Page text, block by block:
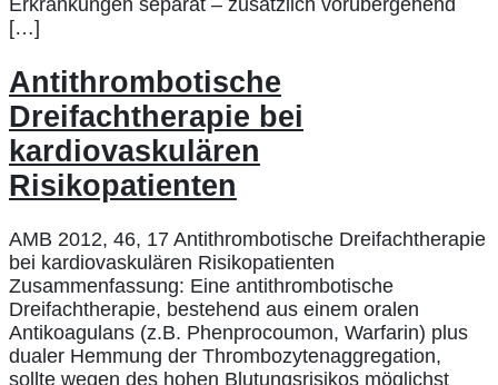
Erkrankungen separat – zusätzlich vorübergehend
[…]
Antithrombotische
Dreifachtherapie bei
kardiovaskulären
Risikopatienten
AMB 2012, 46, 17 Antithrombotische Dreifachtherapie
bei kardiovaskulären Risikopatienten
Zusammenfassung: Eine antithrombotische
Dreifachtherapie, bestehend aus einem oralen
Antikoagulans (z.B. Phenprocoumon, Warfarin) plus
dualer Hemmung der Thrombozytenaggregation,
sollte wegen des hohen Blutungsrisikos möglichst